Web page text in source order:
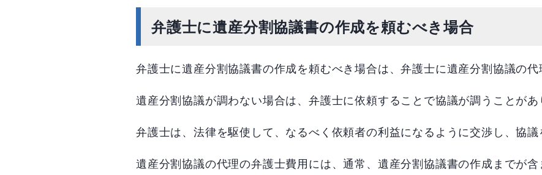
弁護士に遺産分割協議書の作成を頼むべき場合
弁護士に遺産分割協議書の作成を頼むべき場合は、弁護士に遺産分割協議の代
遺産分割協議が調わない場合は、弁護士に依頼することで協議が調うことがあ
弁護士は、法律を駆使して、なるべく依頼者の利益になるように交渉し、協議
遺産分割協議の代理の弁護士費用には、通常、遺産分割協議書の作成までが